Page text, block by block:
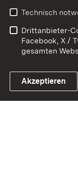
Link zum
Kontakt
Cookies
Technisch
Drittanbieter-
Facebook, X /
gesamten
Akzeptieren